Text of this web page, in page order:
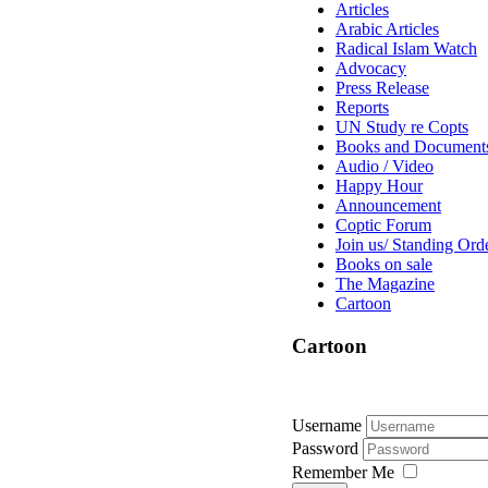
Articles
Arabic Articles
Radical Islam Watch
Advocacy
Press Release
Reports
UN Study re Copts
Books and
Audio / Video
Happy Hour
Announcement
Coptic Forum
Join us/ Standing
Books on sale
The Magazine
Cartoon
Cartoon
Username
Password
Remember Me